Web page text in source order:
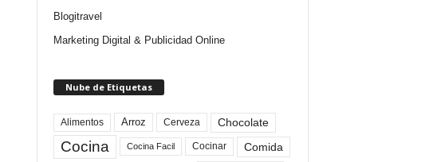
Blogitravel
Marketing Digital & Publicidad Online
Nube de Etiquetas
Alimentos Arroz Cerveza Chocolate
Cocina Cocina Facil Cocinar
Comida